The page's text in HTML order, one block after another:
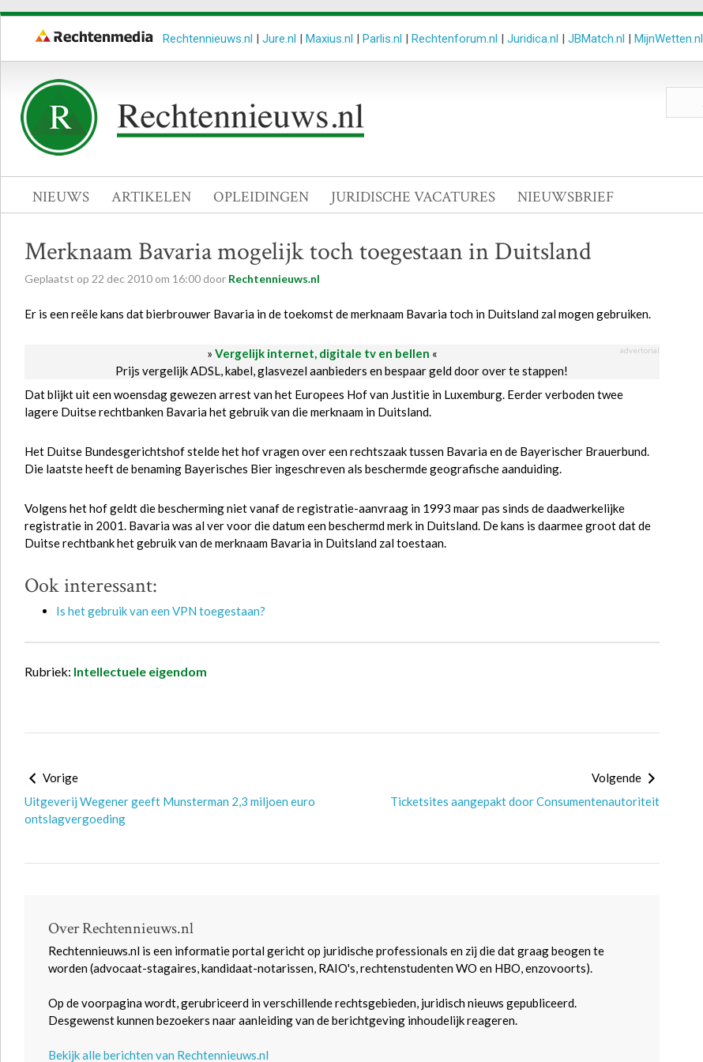
Rechtennieuws.nl | Jure.nl | Maxius.nl | Parlis.nl | Rechtenforum.nl | Juridica.nl | JBMatch.nl | MijnWetten.nl
NIEUWS ARTIKELEN OPLEIDINGEN JURIDISCHE VACATURES NIEUWSBRIEF
Merknaam Bavaria mogelijk toch toegestaan in Duitsland
Geplaatst op 22 dec 2010 om 16:00 door Rechtennieuws.nl
Er is een reële kans dat bierbrouwer Bavaria in de toekomst de merknaam Bavaria toch in Duitsland zal mogen gebruiken.
» Vergelijk internet, digitale tv en bellen « advertorial
Prijs vergelijk ADSL, kabel, glasvezel aanbieders en bespaar geld door over te stappen!
Dat blijkt uit een woensdag gewezen arrest van het Europees Hof van Justitie in Luxemburg. Eerder verboden twee
lagere Duitse rechtbanken Bavaria het gebruik van die merknaam in Duitsland.
Het Duitse Bundesgerichtshof stelde het hof vragen over een rechtszaak tussen Bavaria en de Bayerischer Brauerbund.
Die laatste heeft de benaming Bayerisches Bier ingeschreven als beschermde geografische aanduiding.
Volgens het hof geldt die bescherming niet vanaf de registratie-aanvraag in 1993 maar pas sinds de daadwerkelijke
registratie in 2001. Bavaria was al ver voor die datum een beschermd merk in Duitsland. De kans is daarmee groot dat de
Duitse rechtbank het gebruik van de merknaam Bavaria in Duitsland zal toestaan.
Ook interessant:
Is het gebruik van een VPN toegestaan?
Rubriek: Intellectuele eigendom
Vorige
Uitgeverij Wegener geeft Munsterman 2,3 miljoen euro
ontslagvergoeding
Volgende
Ticketsites aangepakt door Consumentenautoriteit
Over Rechtennieuws.nl
Rechtennieuws.nl is een informatie portal gericht op juridische professionals en zij die dat graag beogen te
worden (advocaat-stagaires, kandidaat-notarissen, RAIO's, rechtenstudenten WO en HBO, enzovoorts).
Op de voorpagina wordt, gerubriceerd in verschillende rechtsgebieden, juridisch nieuws gepubliceerd.
Desgewenst kunnen bezoekers naar aanleiding van de berichtgeving inhoudelijk reageren.
Bekijk alle berichten van Rechtennieuws.nl